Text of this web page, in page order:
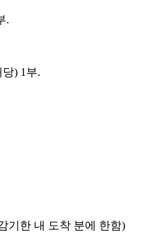
.
당) 1 부.
기한 내 도착 분에 한함)